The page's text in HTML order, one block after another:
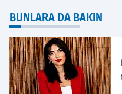
BUNLARA DA BAKIN